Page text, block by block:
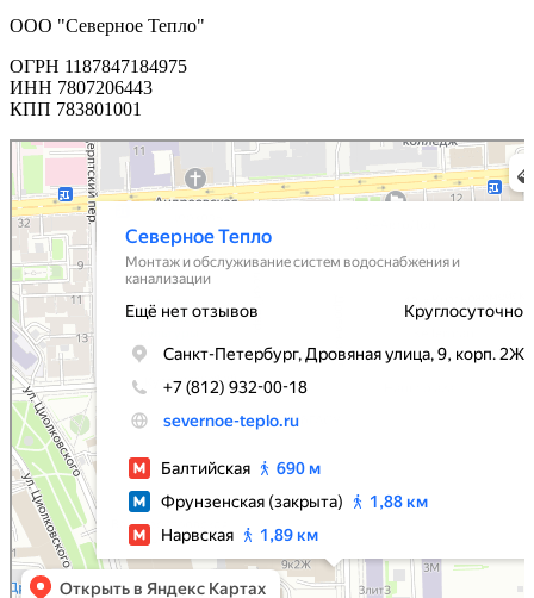
ООО "Северное Тепло"
ОГРН 1187847184975
ИНН 7807206443
КПП 783801001
Северное Тепло
Монтаж и обслуживание систем водоснабжения и канализации в Санкт‑Петербурге